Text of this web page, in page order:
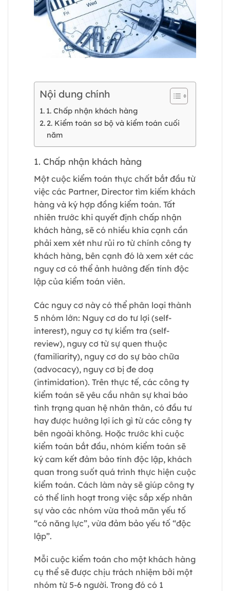
Nội dung chính
1. Chấp nhận khách hàng
2. Kiểm toán sơ bộ và kiểm toán cuối
năm
1. Chấp nhận khách hàng
Một cuộc kiểm toán thực chất bắt đầu từ
việc các Partner, Director tìm kiếm khách
hàng và ký hợp đồng kiểm toán. Tất
nhiên trước khi quyết định chấp nhận
khách hàng, sẽ có nhiều khía cạnh cần
phải xem xét như rủi ro từ chính công ty
khách hàng, bên cạnh đó là xem xét các
nguy cơ có thể ảnh hưởng đến tính độc
lập của kiểm toán viên.
Các nguy cơ này có thể phân loại thành
5 nhóm lớn: Nguy cơ do tư lợi (self-
interest), nguy cơ tự kiểm tra (self-
review), nguy cơ từ sự quen thuộc
(familiarity), nguy cơ do sự bào chữa
(advocacy), nguy cơ bị đe doạ
(intimidation). Trên thực tế, các công ty
kiểm toán sẽ yêu cầu nhân sự khai báo
tình trạng quan hệ nhân thân, có đầu tư
hay được hưởng lợi ích gì từ các công ty
bên ngoài không. Hoặc trước khi cuộc
kiểm toán bắt đầu, nhóm kiểm toán sẽ
ký cam kết đảm bảo tính độc lập, khách
quan trong suốt quá trình thực hiện cuộc
kiểm toán. Cách làm này sẽ giúp công ty
có thể linh hoạt trong việc sắp xếp nhân
sự vào các nhóm vừa thoả mãn yếu tố
“có năng lực”, vừa đảm bảo yếu tố “độc
lập”.
Mỗi cuộc kiểm toán cho một khách hàng
cụ thể sẽ được chịu trách nhiệm bởi một
nhóm từ 5-6 người. Trong đó có 1